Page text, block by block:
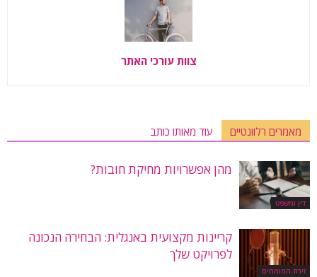
צוות עורכי האתר
מאמרים רלוונטיים עוד מאותו כותב
דין ומשפט
מהן אפשרויות מחיקת חובות?
זירת המומחים
קריינות מקצועית באנגלית: הבחירה הנכונה
לפרויקט שלך